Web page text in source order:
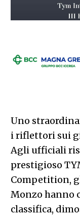
Uno
i riflettori sui
Agli ufficiali
prestigioso
Competition,
Monzo hanno
classifica,